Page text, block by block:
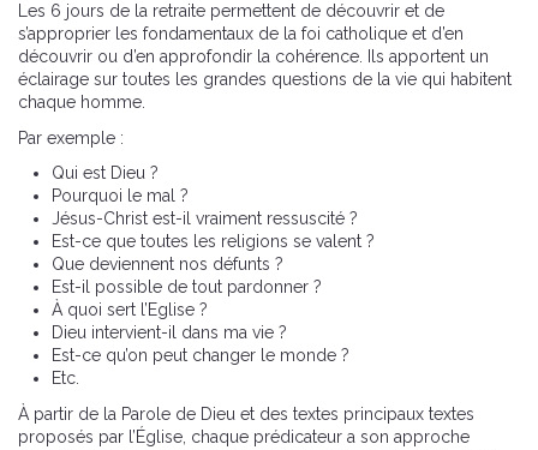
Les 6 jours de la retraite permettent de découvrir et de
s’approprier les fondamentaux de la foi catholique et d’en
découvrir ou d’en approfondir la cohérence. Ils apportent un
éclairage sur toutes les grandes questions de la vie qui habitent
chaque homme.
Par exemple :
Qui est Dieu ?
Pourquoi le mal ?
Jésus-Christ est-il vraiment ressuscité ?
Est-ce que toutes les religions se valent ?
Que deviennent nos défunts ?
Est-il possible de tout pardonner ?
À quoi sert l’Eglise ?
Dieu intervient-il dans ma vie ?
Est-ce qu’on peut changer le monde ?
Etc.
À partir de la Parole de Dieu et des textes principaux textes
proposés par l’Église, chaque prédicateur a son approche